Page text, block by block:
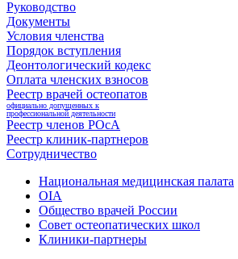
Руководство
Документы
Условия членства
Порядок вступления
Деонтологический кодекс
Оплата членских взносов
Реестр врачей остеопатов
официально допущенных к
профессиональной деятельности
Реестр членов РОсА
Реестр клиник-партнеров
Сотрудничество
Национальная медицинская палата
OIA
Общество врачей России
Совет остеопатических школ
Клиники-партнеры